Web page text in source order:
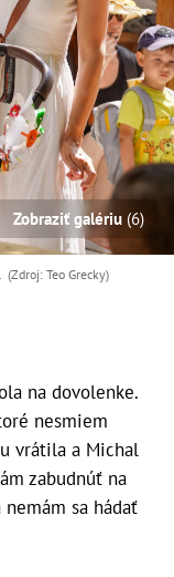
Zobraziť galériu (6)
Teo Grecky)
na dovolenke.
nesmiem
vrátila a Michal
zabudnúť na
sa hádať